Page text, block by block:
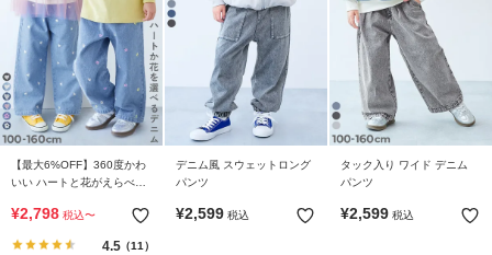
子
も
服
コ
ラ
ム
ガ
【最大6%OFF】360度かわ
いい ハートと花がえらべる
ンツ
¥2,798 税込〜
4.5（11）
デニム風 スウェットロング
パンツ
¥2,599 税込
タック入り ワイド デニム
パンツ
¥2,599 税込